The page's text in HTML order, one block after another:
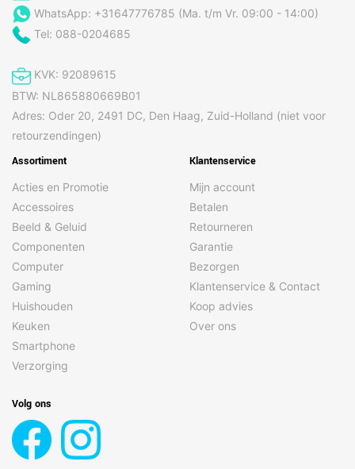
WhatsApp: +31647776785 (Ma. t/m Vr. 09:00 - 14:00)
Tel: 088-0204685
KVK: 92089615
BTW: NL865880669B01
Adres: Oder 20, 2491 DC, Den Haag, Zuid-Holland (niet voor
retourzendingen)
Assortiment
Acties en Promotie
Accessoires
Beeld & Geluid
Componenten
Computer
Gaming
Huishouden
Keuken
Smartphone
Verzorging
Klantenservice
Mijn account
Betalen
Retourneren
Garantie
Bezorgen
Klantenservice & Contact
Koop advies
Over ons
Volg ons